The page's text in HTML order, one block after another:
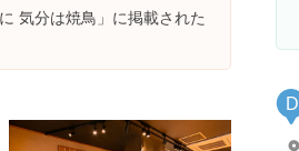
気分は焼鳥」に掲載された
D